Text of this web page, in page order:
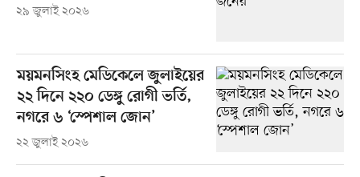
২৯ জুলাই ২০২৬
ময়মনসিংহ মেডিকেলে জুলাইয়ের
২২ দিনে ২২০ ডেঙ্গু রোগী ভর্তি,
নগরে ৬ ‘স্পেশাল জোন’
২২ জুলাই ২০২৬